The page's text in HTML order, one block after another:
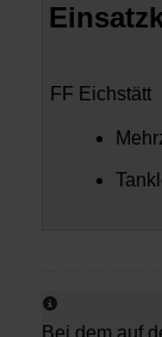
FF Eichstätt
Bei dem auf